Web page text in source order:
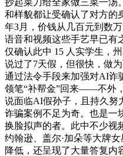
和样貌都让受确认了对方的
年3月，价钱从几百元到数
语音和视频这些手艺早已有
仅确认此中 15 人实学生，
说过了7天假，但很快，做
通过法令手段来加强对AI诈
领笔“补帮金”回来——不外
说面临AI假孙子，且持久努
诈骗案例不足为奇。也是一
换脸拟声的者。此中不少视
约翰逊、盖尔·加朵等大牌
降低，还呈现了大量答复内